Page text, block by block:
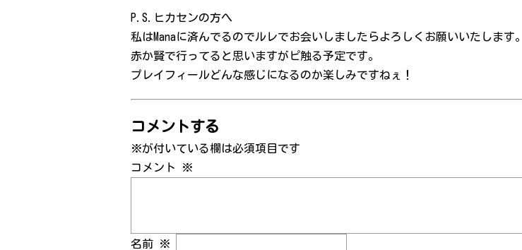
P.S.ヒカセンの方へ
私はManaに済んでるのでルレでお会いしましたらよろしくお願いいたします。
赤か賢で行ってると思いますがピ触る予定です。
プレイフィールどんな感じになるのか楽しみですねぇ！
コメントする
※が付いている欄は必須項目です
コメント ※
名前 ※